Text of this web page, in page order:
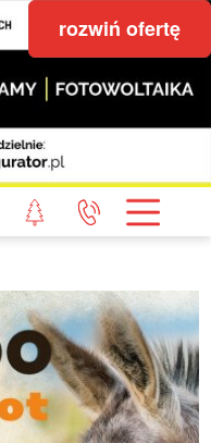
rozwiń ofertę